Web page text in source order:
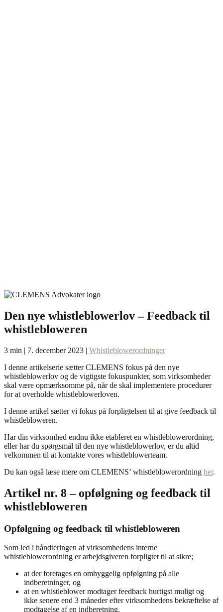
Den nye whistleblowerlov – Feedback til
whistlebloweren
3 min | 7. december 2023 | Whistleblowerordninger
I denne artikelserie sætter CLEMENS fokus på den nye
whistleblowerlov og de vigtigste fokuspunkter, som virksomheder
skal være opmærksomme på, når de skal implementere procedurer
for at overholde whistleblowerloven.
I denne artikel sætter vi fokus på forpligtelsen til at give feedback til
whistlebloweren.
Har din virksomhed endnu ikke etableret en whistleblowerordning,
eller har du spørgsmål til den nye whistleblowerlov, er du altid
velkommen til at kontakte vores whistleblowerteam.
Du kan også læse mere om CLEMENS’ whistleblowerordning her.
Artikel nr. 8 – opfølgning og feedback til
whistlebloweren
Opfølgning og feedback til whistlebloweren
Som led i håndteringen af virksomhedens interne
whistleblowerordning er arbejdsgiveren forpligtet til at sikre;
at der foretages en omhyggelig opfølgning på alle
indberetninger, og
at en whistleblower modtager feedback hurtigst muligt og
ikke senere end 3 måneder efter virksomhedens bekræftelse af
modtagelse af en indberetning.